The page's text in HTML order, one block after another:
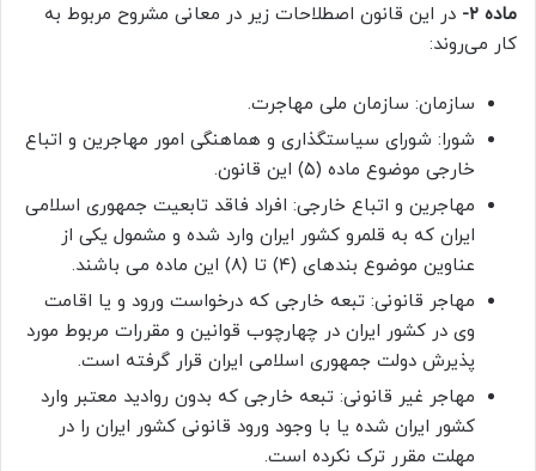
ماده ۲-
در این قانون اصطلاحات زیر در معانی مشروح مربوط به
کار می‌روند:
سازمان: سازمان ملی مهاجرت.
شورا: شورای سیاستگذاری و هماهنگی امور مهاجرین و اتباع
خارجی موضوع ماده (۵) این قانون.
مهاجرین و اتباع خارجی: افراد فاقد تابعیت جمهوری اسلامی
ایران که به قلمرو کشور ایران وارد شده و مشمول یکی از
عناوین موضوع بندهای (۴) تا (۸) این ماده می باشند.
مهاجر قانونی: تبعه خارجی که درخواست ورود و یا اقامت
وی در کشور ایران در چهارچوب قوانین و مقررات مربوط مورد
پذیرش دولت جمهوری اسلامی ایران قرار گرفته است.
مهاجر غیر قانونی: تبعه خارجی که بدون روادید معتبر وارد
کشور ایران شده یا با وجود ورود قانونی کشور ایران را در
مهلت مقرر ترک نکرده است.